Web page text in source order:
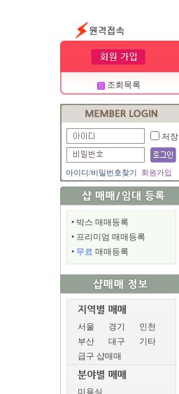
조회목록
저장
아이디/비밀번호찾기 회원가입
• 박스 매매등록
• 프리미엄 매매등록
• 무료 매매등록
서울 경기
인천
부산
대구
기타
급구 샵매매
미용실